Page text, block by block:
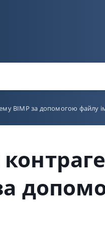
BIMP за допомогою файлу